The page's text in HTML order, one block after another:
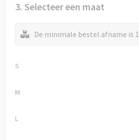
3. Selecteer een maat
De minimale bestel afname is
S
M
L